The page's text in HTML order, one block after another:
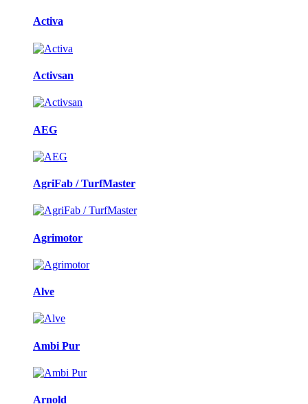
Activa
Activsan
AEG
AgriFab / TurfMaster
Agrimotor
Alve
Ambi Pur
Arnold